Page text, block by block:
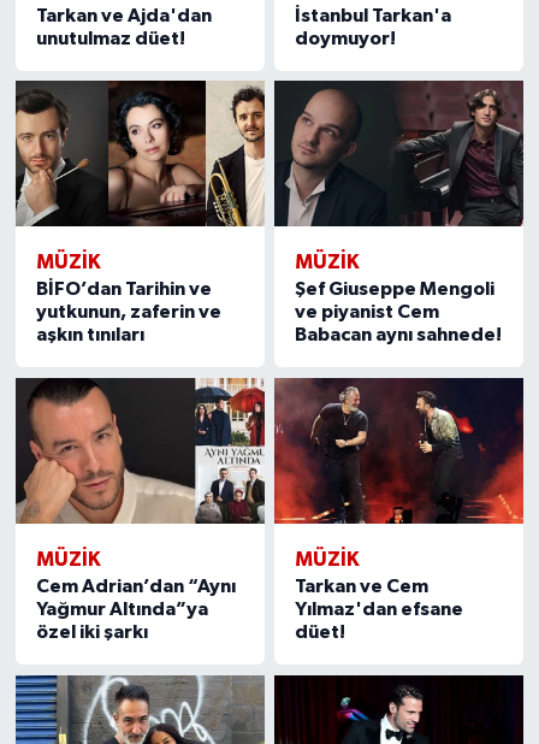
Tarkan ve Ajda'dan
unutulmaz düet!
İstanbul Tarkan'a
doymuyor!
MÜZİK
BİFO’dan Tarihin ve
yutkunun, zaferin ve
aşkın tınıları
MÜZİK
Şef Giuseppe Mengoli
ve piyanist Cem
Babacan aynı sahnede!
MÜZİK
Cem Adrian’dan “Aynı
Yağmur Altında”ya
özel iki şarkı
MÜZİK
Tarkan ve Cem
Yılmaz'dan efsane
düet!